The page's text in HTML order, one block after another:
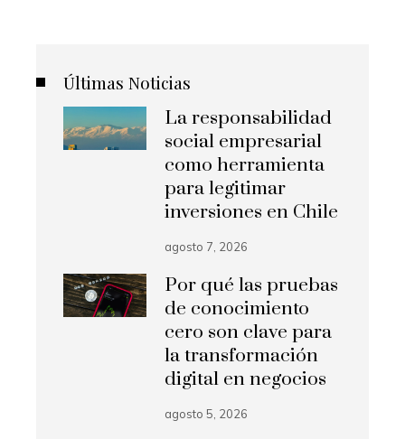
Últimas Noticias
La responsabilidad
social empresarial
como herramienta
para legitimar
inversiones en Chile
agosto 7, 2026
Por qué las pruebas
de conocimiento
cero son clave para
la transformación
digital en negocios
agosto 5, 2026